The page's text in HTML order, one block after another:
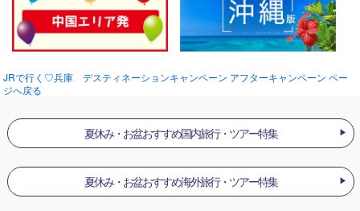
JRで行く♡兵庫 デスティネーションキャンペーン アフターキャンペーン ペー
ジへ戻る
夏休み・お盆おすすめ国内旅行・ツアー特集
夏休み・お盆おすすめ海外旅行・ツアー特集